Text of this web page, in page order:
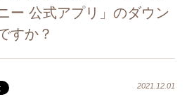
ー 公式アプリ」のダウン
すか？
2021.12.01